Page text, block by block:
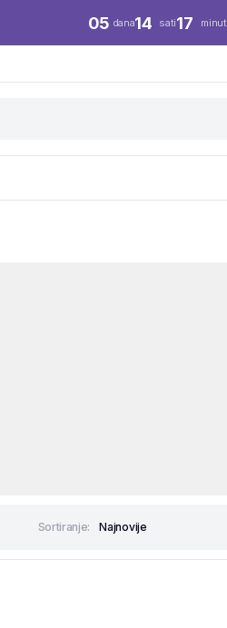
05 dana14 sati17
Sortiranje: